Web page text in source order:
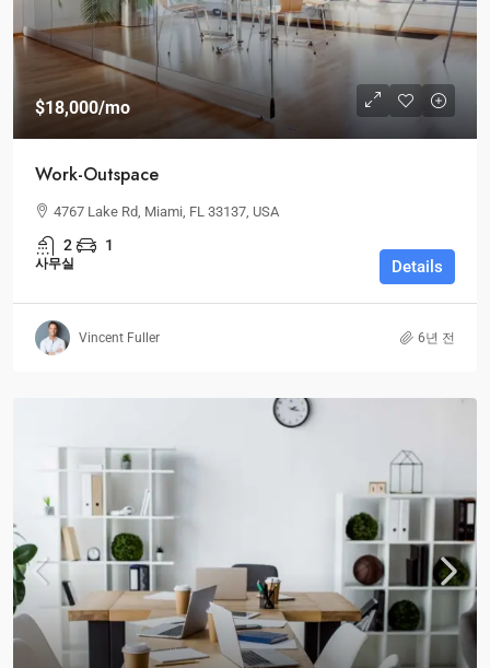
$18,000/mo
Work-Outspace
4767 Lake Rd, Miami, FL 33137, USA
2 1
사무실 Details
Vincent Fuller 6년 전